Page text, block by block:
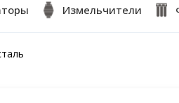
Измельчители